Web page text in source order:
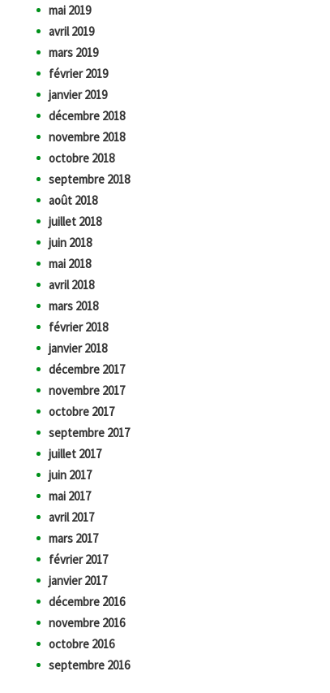
mai 2019
avril 2019
mars 2019
février 2019
janvier 2019
décembre 2018
novembre 2018
octobre 2018
septembre 2018
août 2018
juillet 2018
juin 2018
mai 2018
avril 2018
mars 2018
février 2018
janvier 2018
décembre 2017
novembre 2017
octobre 2017
septembre 2017
juillet 2017
juin 2017
mai 2017
avril 2017
mars 2017
février 2017
janvier 2017
décembre 2016
novembre 2016
octobre 2016
septembre 2016